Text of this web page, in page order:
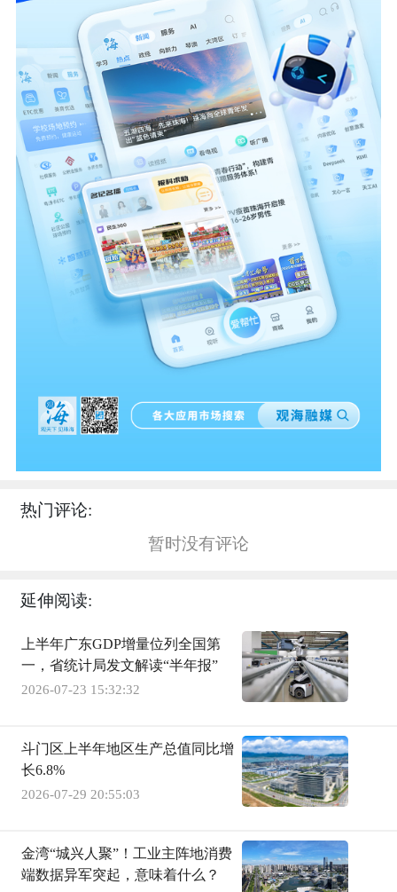
热门评论:
暂时没有评论
延伸阅读:
上半年广东GDP增量位列全国第
一，省统计局发文解读“半年报”
2026-07-23 15:32:32
斗门区上半年地区生产总值同比增
长6.8%
2026-07-29 20:55:03
金湾“城兴人聚”！工业主阵地消费
端数据异军突起，意味着什么？